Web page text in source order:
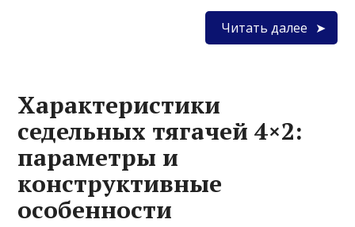
Читать далее
Характеристики
седельных тягачей 4×2:
параметры и
конструктивные
особенности